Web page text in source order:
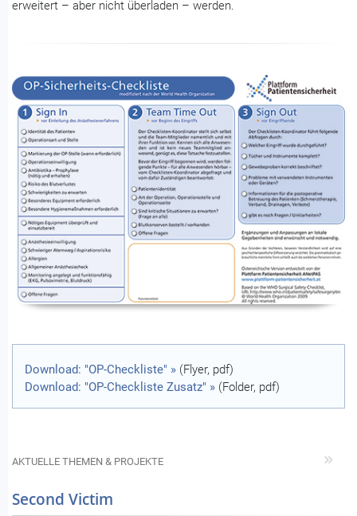
erweitert – aber nicht überladen – werden.
Download: "OP-Checkliste" » (Flyer, pdf)
Download: "OP-Checkliste Zusatz" » (Folder, pdf)
AKTUELLE THEMEN & PROJEKTE
Second Victim